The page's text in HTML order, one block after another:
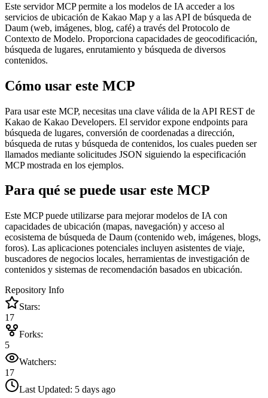
Este servidor MCP permite a los modelos de IA acceder a los
servicios de ubicación de Kakao Map y a las API de búsqueda de
Daum (web, imágenes, blog, café) a través del Protocolo de
Contexto de Modelo. Proporciona capacidades de geocodificación,
búsqueda de lugares, enrutamiento y búsqueda de diversos
contenidos.
Cómo usar este MCP
Para usar este MCP, necesitas una clave válida de la API REST de
Kakao de Kakao Developers. El servidor expone endpoints para
búsqueda de lugares, conversión de coordenadas a dirección,
búsqueda de rutas y búsqueda de contenidos, los cuales pueden ser
llamados mediante solicitudes JSON siguiendo la especificación
MCP mostrada en los ejemplos.
Para qué se puede usar este MCP
Este MCP puede utilizarse para mejorar modelos de IA con
capacidades de ubicación (mapas, navegación) y acceso al
ecosistema de búsqueda de Daum (contenido web, imágenes, blogs,
foros). Las aplicaciones potenciales incluyen asistentes de viaje,
buscadores de negocios locales, herramientas de investigación de
contenidos y sistemas de recomendación basados en ubicación.
Repository Info
Stars:
17
Forks:
5
Watchers:
17
Last Updated: 5 days ago